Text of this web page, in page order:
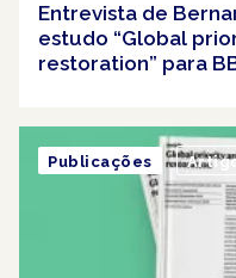
Entrevista de
estudo “Global
restoration” para
Publicações